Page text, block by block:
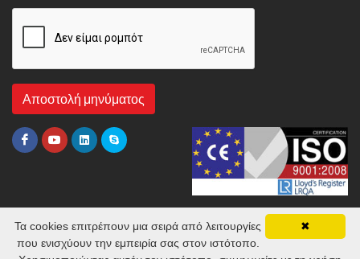
© 2026 INOX STEEL TECHNICAL
✖
Τα cookies επιτρέπουν μια σειρά από λειτουργίες
που ενισχύουν την εμπειρία σας στον ιστότοπο.